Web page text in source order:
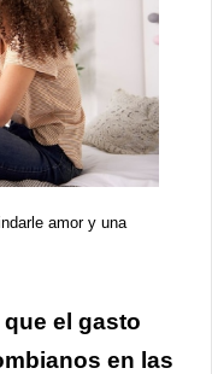
amor y una
el gasto
en las